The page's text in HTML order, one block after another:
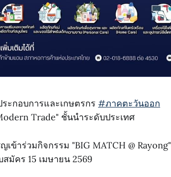
ะกอบการและเกษตรกร #ภาคตะวันออก
Trade" ชั้นนำระดับประเทศ
ข้าร่วมกิจกรรม "BIG MATCH @ Rayong"
มัคร 15 เมษายน 2569